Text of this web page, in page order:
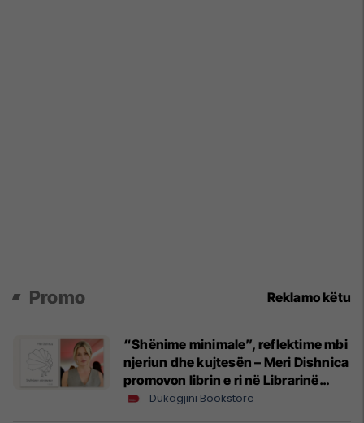
Promo Reklamo këtu
“Shënime minimale”, reflektime mbi
njeriun dhe kujtesën – Meri Dishnica
promovon librin e ri në Librarinë
Dukagjini
Dukagjini Bookstore